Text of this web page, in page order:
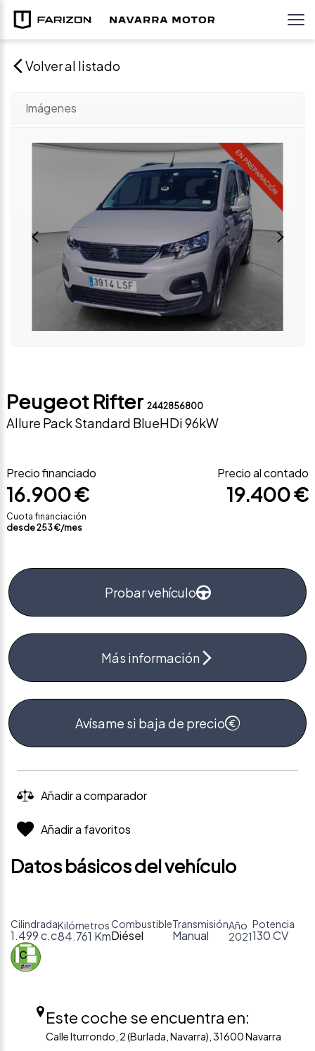
Volver al listado
Imágenes
Peugeot Rifter 2442856800
Allure Pack Standard BlueHDi 96kW
Precio financiado
16.900 €
Cuota financiación
desde253€/mes
Precio al contado
19.400 €
Probar vehículo
Más información
Avísame si baja de precio
Añadir a comparador
Añadir a favoritos
Datos básicos del vehículo
Cilindrada
1.499 c.c
Kilómetros
84.761 Km
Combustible
Diésel
Transmisión
Manual
Año
2021
Potencia
130 CV
Este coche se encuentra en:
Calle Iturrondo, 2 (Burlada, Navarra), 31600 Navarra